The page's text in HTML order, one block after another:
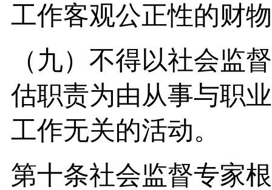
工作客观公正性的财
（九）不得以社会监
估职责为由从事与职
工作无关的活动。
第十条社会监督专家